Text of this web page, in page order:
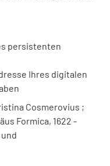
persistenten
Ihres digitalen
Cosmerovius ;
Formica, 1622 -
und